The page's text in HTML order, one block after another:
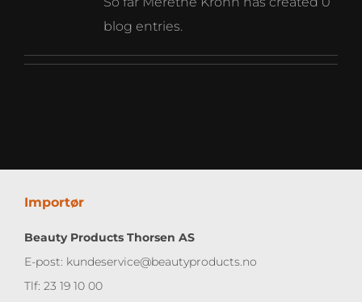
blog entries.
Importør
Beauty Products Thorsen AS
E-post: kundeservice@beautyproducts.no
Tlf: 23 19 10 00